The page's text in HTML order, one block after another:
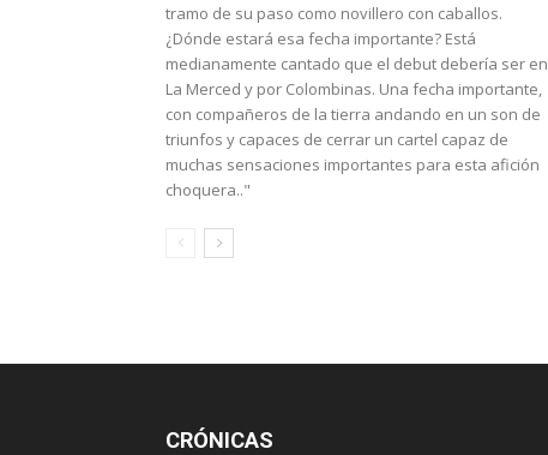
tramo de su paso como novillero con caballos.
¿Dónde estará esa fecha importante? Está
medianamente cantado que el debut debería ser en
La Merced y por Colombinas. Una fecha importante,
con compañeros de la tierra andando en un son de
triunfos y capaces de cerrar un cartel capaz de
muchas sensaciones importantes para esta afición
choquera.."
CRÓNICAS